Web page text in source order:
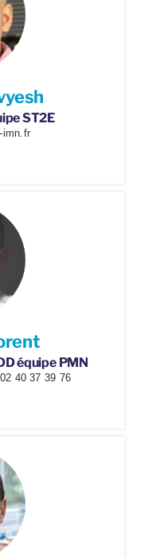
ST2E
imn.fr
équipe PMN
40 37 39 76